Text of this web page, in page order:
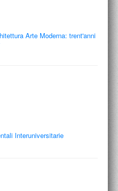
Arte Moderna: trent'anni
Interuniversitarie